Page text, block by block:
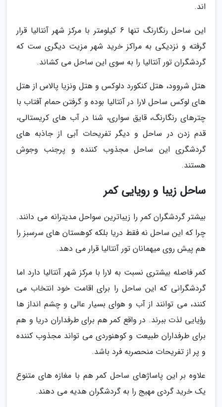
اند.
این ساحل رنگارنگ تنها 6 کیلومتر با مرکز شهر آنتالیا قرار
گرفته و نزدیکی به مراکز خرید شهر مزیت دیگری ست که
گردشگران تور آنتالیا را به سوی این ساحل می کشاند.
هتل شروود، هتل کنکورد دلوکس و هتل ونزیا پالاس از هتل
های لوکس ساحل لارا در آنتالیا بوده و گرفتن حمام آفتاب با
چترهای رنگارنگ، قایق سواری، شنا در آب های کریستالی،
قدم زدن در ساحل و دیگر تفریحات آبی از جاذبه های
گردشگری این ساحل مجذوب کننده و پرجنب وجوش
هستند.
ساحل زیبا و رویایی کمر
بیشتر گردشگران کمر را زیباترین سواحل مدیترانه می دانند.
چرا که این ساحل نه فقط دریا بلکه کوهستان های سرسبز را
هم پیش روی میهمانان تور آنتالیا قرار می دهد.
کمر فاصله بیشتری نسبت به لارا با مرکز شهر آنتالیا دارد اما
گردشگرانی که این ساحل را برای اقامت خود انتخاب می
کنند، می توانند از آب و هوای بسیار عالی و چشم انداز ها
رؤیایی لذت ببرند. در واقع کمر هم برای طرفداران دریا و هم
برای طرفداران طبیعت و کوهنوردی می تواند مجذوب کننده
و پر از تفریحات منحصربه فرد باشد.
علاوه بر این پاساژهای ساحل کمر هم با مغازه های متنوع
یک خرید گردی مهیج را به گردشگران هدیه می دهند.